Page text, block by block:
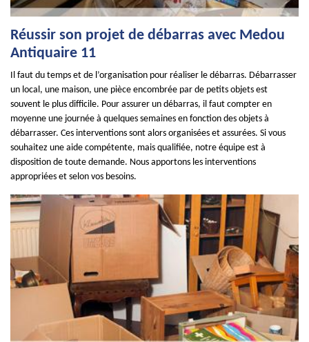
Réussir son projet de débarras avec Medou
Antiquaire 11
Il faut du temps et de l’organisation pour réaliser le débarras. Débarrasser
un local, une maison, une pièce encombrée par de petits objets est
souvent le plus difficile. Pour assurer un débarras, il faut compter en
moyenne une journée à quelques semaines en fonction des objets à
débarrasser. Ces interventions sont alors organisées et assurées. Si vous
souhaitez une aide compétente, mais qualifiée, notre équipe est à
disposition de toute demande. Nous apportons les interventions
appropriées et selon vos besoins.